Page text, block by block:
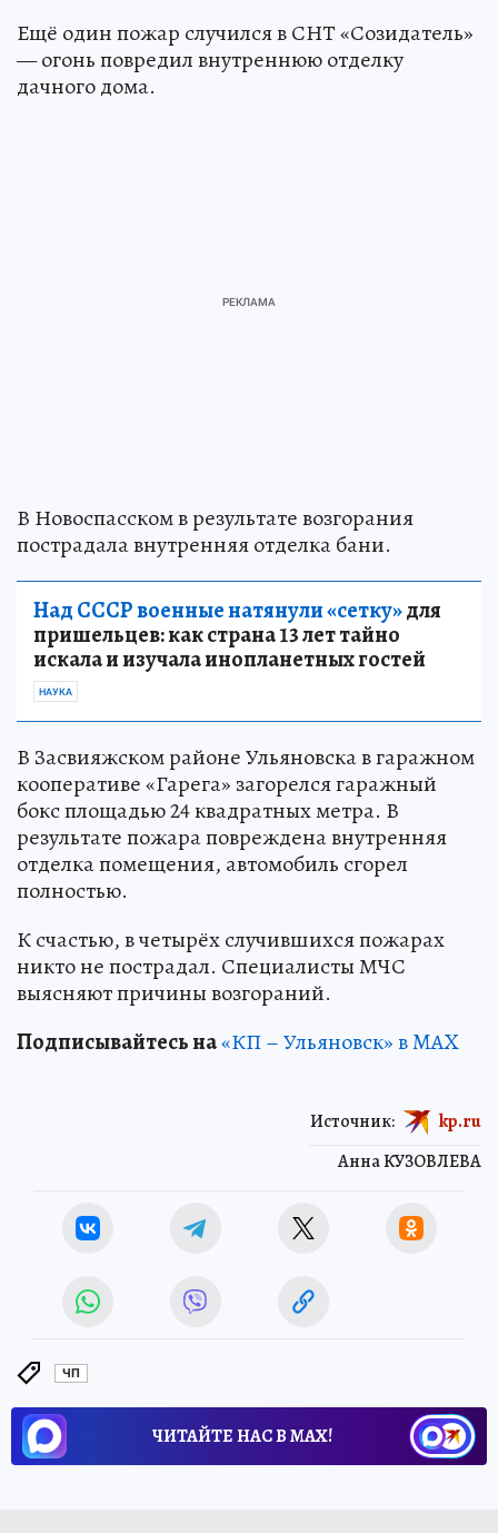
Ещё один пожар случился в СНТ «Созидатель»
— огонь повредил внутреннюю отделку
дачного дома.
В Новоспасском в результате возгорания
пострадала внутренняя отделка бани.
Над СССР военные натянули «сетку»для
пришельцев: как страна 13 лет тайно
искала и изучала инопланетных гостей
НАУКА
В Засвияжском районе Ульяновска в гаражном
кооперативе «Гарега» загорелся гаражный
бокс площадью 24 квадратных метра. В
результате пожара повреждена внутренняя
отделка помещения, автомобиль сгорел
полностью.
К счастью, в четырёх случившихся пожарах
никто не пострадал. Специалисты МЧС
выясняют причины возгораний.
Подписывайтесь на«КП – Ульяновск» в MAX
Анна КУЗОВЛЕВА
Источник: kp.ru
ЧП
ЧИТАЙТЕ НАС В МАХ!